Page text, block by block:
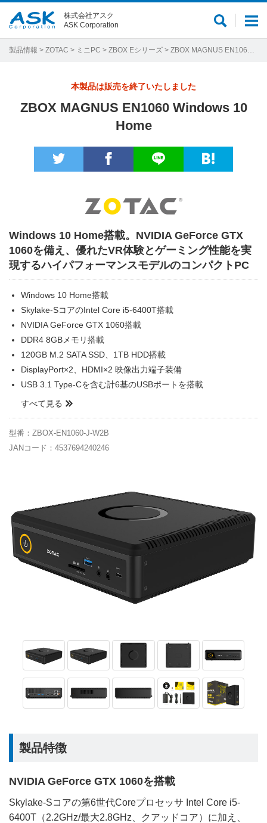
メ
ュ
サ
ト
株式会社アスク
ASK Corporation
製品情報 > ZOTAC > ミニPC > ZBOX Eシリーズ > ZBOX MAGNUS EN1060 Windows 10 Home
本製品は販売を終了いたしました
ZBOX MAGNUS EN1060 Windows 10
Home
Windows 10 Home搭載。NVIDIA GeForce GTX
1060を備え、優れたVR体験とゲーミング性能を実
現するハイパフォーマンスモデルのコンパクトPC
Windows 10 Home搭載
Skylake-SコアのIntel Core i5-6400T搭載
NVIDIA GeForce GTX 1060搭載
DDR4 8GBメモリ搭載
120GB M.2 SATA SSD、1TB HDD搭載
DisplayPort×2、HDMI×2 映像出力端子装備
USB 3.1 Type-Cを含む計6基のUSBポートを搭載
すべて見る
型番：ZBOX-EN1060-J-W2B
JANコード：4537694240246
製品特徴
NVIDIA GeForce GTX 1060を搭載
Skylake-Sコアの第6世代Coreプロセッサ Intel Core i5-
6400T（2.2GHz/最大2.8GHz、クアッドコア）に加え、